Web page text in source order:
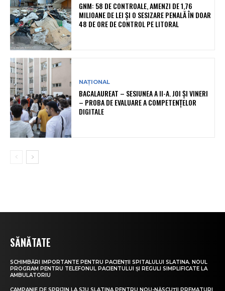
GNM: 58 DE CONTROALE, AMENZI DE 1,76
MILIOANE DE LEI ȘI O SESIZARE PENALĂ ÎN DOAR
48 DE ORE DE CONTROL PE LITORAL
NAȚIONAL
BACALAUREAT – SESIUNEA A II-A. JOI ȘI VINERI
– PROBA DE EVALUARE A COMPETENȚELOR
DIGITALE
SĂNĂTATE
SCHIMBĂRI IMPORTANTE PENTRU PACIENȚII SPITALULUI SLATINA. NOUL
PROGRAM PENTRU TELEFONUL PACIENTULUI ȘI REGULI SIMPLIFICATE LA
AMBULATORIU